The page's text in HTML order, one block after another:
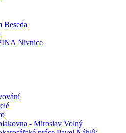
Beseda
Nivnice
- Miroslav Volný